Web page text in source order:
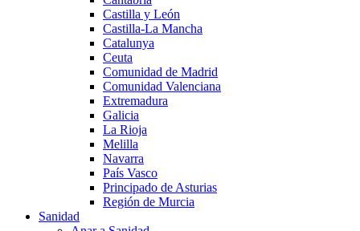
Castilla y León
Castilla-La Mancha
Catalunya
Ceuta
Comunidad de Madrid
Comunidad Valenciana
Extremadura
Galicia
La Rioja
Melilla
Navarra
País Vasco
Principado de Asturias
Región de Murcia
Sanidad